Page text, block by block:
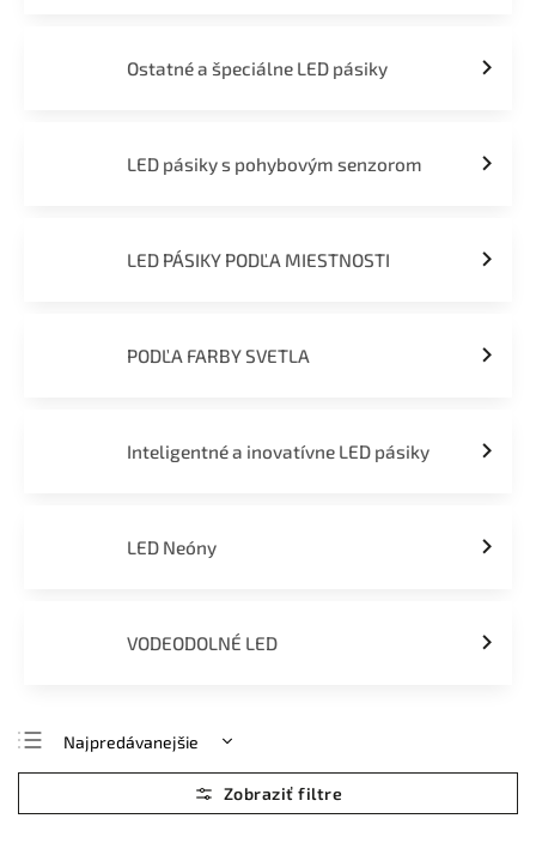
Ostatné a špeciálne LED pásiky
LED pásiky s pohybovým senzorom
LED PÁSIKY PODĽA MIESTNOSTI
PODĽA FARBY SVETLA
Inteligentné a inovatívne LED pásiky
LED Neóny
VODEODOLNÉ LED
Najpredávanejšie
Najlacnejšie
Najdrahšie